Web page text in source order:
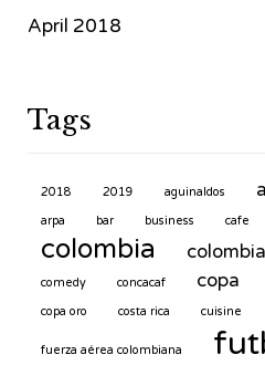
April 2018
Tags
2018 2019 aguinaldos
arpa
bar business cafe
colombia
comedy
concacaf copa
copa oro costa rica cuisine
fuerza aérea colombiana